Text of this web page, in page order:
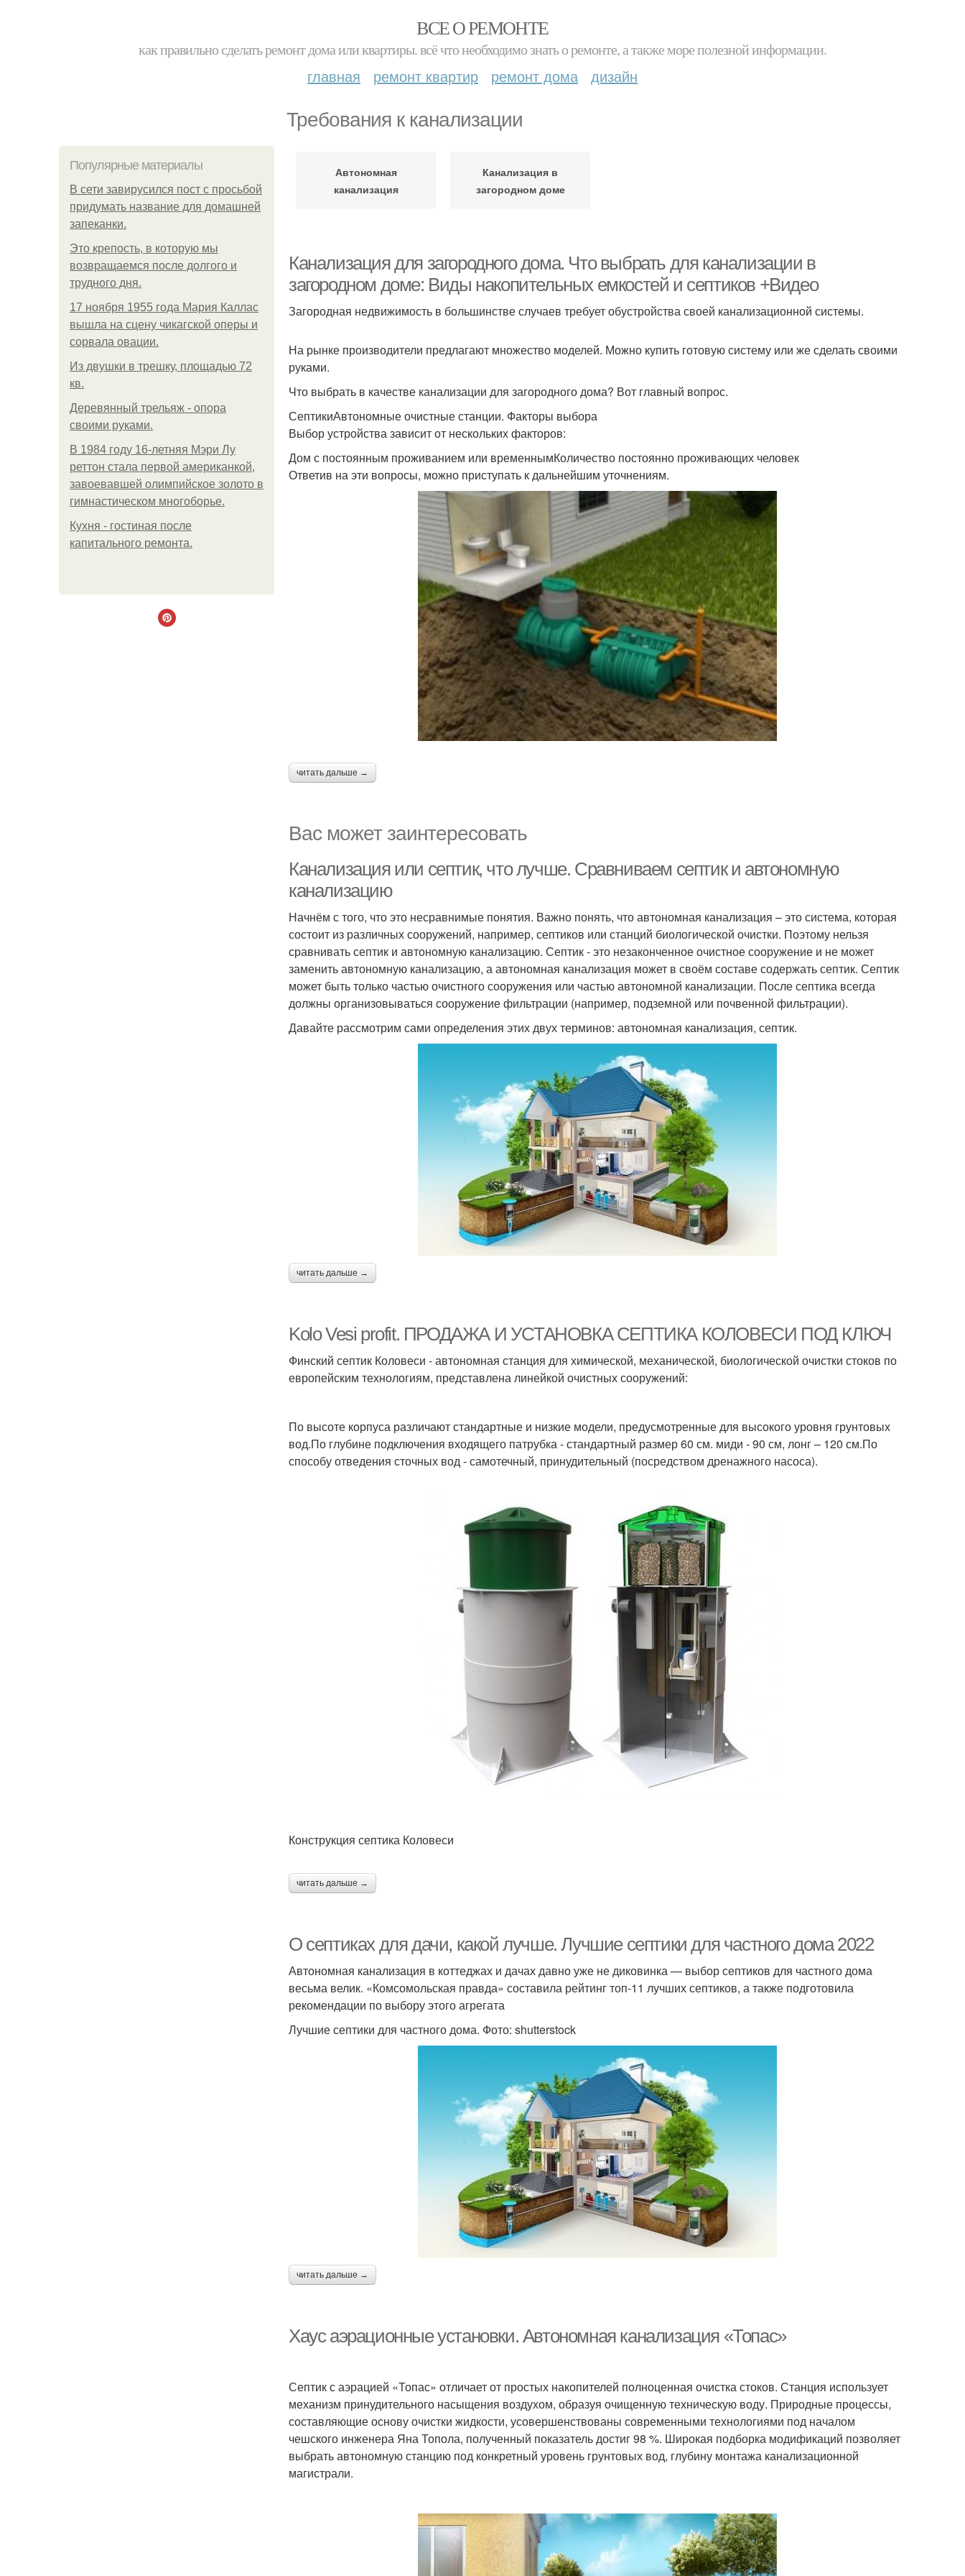
ВСЕ О РЕМОНТЕ
как правильно сделать ремонт дома или квартиры. всё что необходимо знать о ремонте, а также море полезной информации.
главная ремонт квартир ремонт дома дизайн
Требования к канализации
Популярные материалы
В сети завирусился пост с просьбой
придумать название для домашней
запеканки.
Это крепость, в которую мы
возвращаемся после долгого и
трудного дня.
17 ноября 1955 года Мария Каллас
вышла на сцену чикагской оперы и
сорвала овации.
Из двушки в трешку, площадью 72
кв.
Деревянный трельяж - опора
своими руками.
В 1984 году 16-летняя Мэри Лу
реттон стала первой американкой,
завоевавшей олимпийское золото в
гимнастическом многоборье.
Кухня - гостиная после
капитального ремонта.
Автономная
канализация
Канализация в
загородном доме
Канализация для загородного дома. Что выбрать для канализации в
загородном доме: Виды накопительных емкостей и септиков +Видео
Загородная недвижимость в большинстве случаев требует обустройства своей канализационной системы.
На рынке производители предлагают множество моделей. Можно купить готовую систему или же сделать своими
руками.
Что выбрать в качестве канализации для загородного дома? Вот главный вопрос.
СептикиАвтономные очистные станции. Факторы выбора
Выбор устройства зависит от нескольких факторов:
Дом с постоянным проживанием или временнымКоличество постоянно проживающих человек
Ответив на эти вопросы, можно приступать к дальнейшим уточнениям.
читать дальше →
Вас может заинтересовать
Канализация или септик, что лучше. Сравниваем септик и автономную
канализацию
Начнём с того, что это несравнимые понятия. Важно понять, что автономная канализация – это система, которая
состоит из различных сооружений, например, септиков или станций биологической очистки. Поэтому нельзя
сравнивать септик и автономную канализацию. Септик - это незаконченное очистное сооружение и не может
заменить автономную канализацию, а автономная канализация может в своём составе содержать септик. Септик
может быть только частью очистного сооружения или частью автономной канализации. После септика всегда
должны организовываться сооружение фильтрации (например, подземной или почвенной фильтрации).
Давайте рассмотрим сами определения этих двух терминов: автономная канализация, септик.
читать дальше →
Kolo Vesi profit. ПРОДАЖА И УСТАНОВКА СЕПТИКА КОЛОВЕСИ ПОД КЛЮЧ
Финский септик Коловеси - автономная станция для химической, механической, биологической очистки стоков по
европейским технологиям, представлена линейкой очистных сооружений:
По высоте корпуса различают стандартные и низкие модели, предусмотренные для высокого уровня грунтовых
вод.По глубине подключения входящего патрубка - стандартный размер 60 см. миди - 90 см, лонг – 120 см.По
способу отведения сточных вод - самотечный, принудительный (посредством дренажного насоса).
Конструкция септика Коловеси
читать дальше →
О септиках для дачи, какой лучше. Лучшие септики для частного дома 2022
Автономная канализация в коттеджах и дачах давно уже не диковинка — выбор септиков для частного дома
весьма велик. «Комсомольская правда» составила рейтинг топ-11 лучших септиков, а также подготовила
рекомендации по выбору этого агрегата
Лучшие септики для частного дома. Фото: shutterstock
читать дальше →
Хаус аэрационные установки. Автономная канализация «Топас»
Септик с аэрацией «Топас» отличает от простых накопителей полноценная очистка стоков. Станция использует
механизм принудительного насыщения воздухом, образуя очищенную техническую воду. Природные процессы,
составляющие основу очистки жидкости, усовершенствованы современными технологиями под началом
чешского инженера Яна Топола, полученный показатель достиг 98 %. Широкая подборка модификаций позволяет
выбрать автономную станцию под конкретный уровень грунтовых вод, глубину монтажа канализационной
магистрали.